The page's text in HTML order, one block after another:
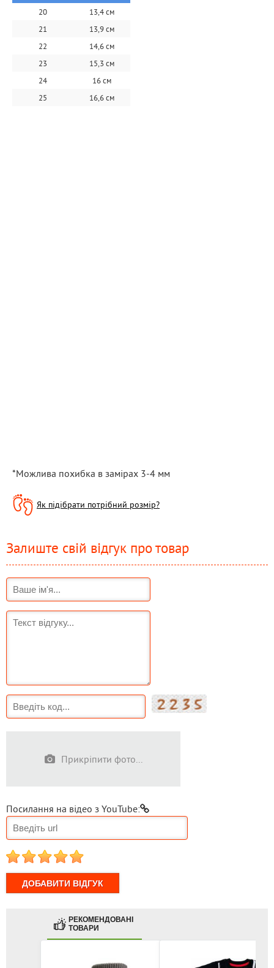
20
13,4 см
21
13,9 см
22
14,6 см
23
15,3 см
24
16 см
25
16,6 см
*Можлива похибка в замірах 3-4 мм
Як підібрати потрібний розмір?
Залиште свій відгук про товар
Прикріпити фото...
Посилання на відео з YouTube:
1 2 3 4 5
РЕКОМЕНДОВАНІ
ТОВАРИ